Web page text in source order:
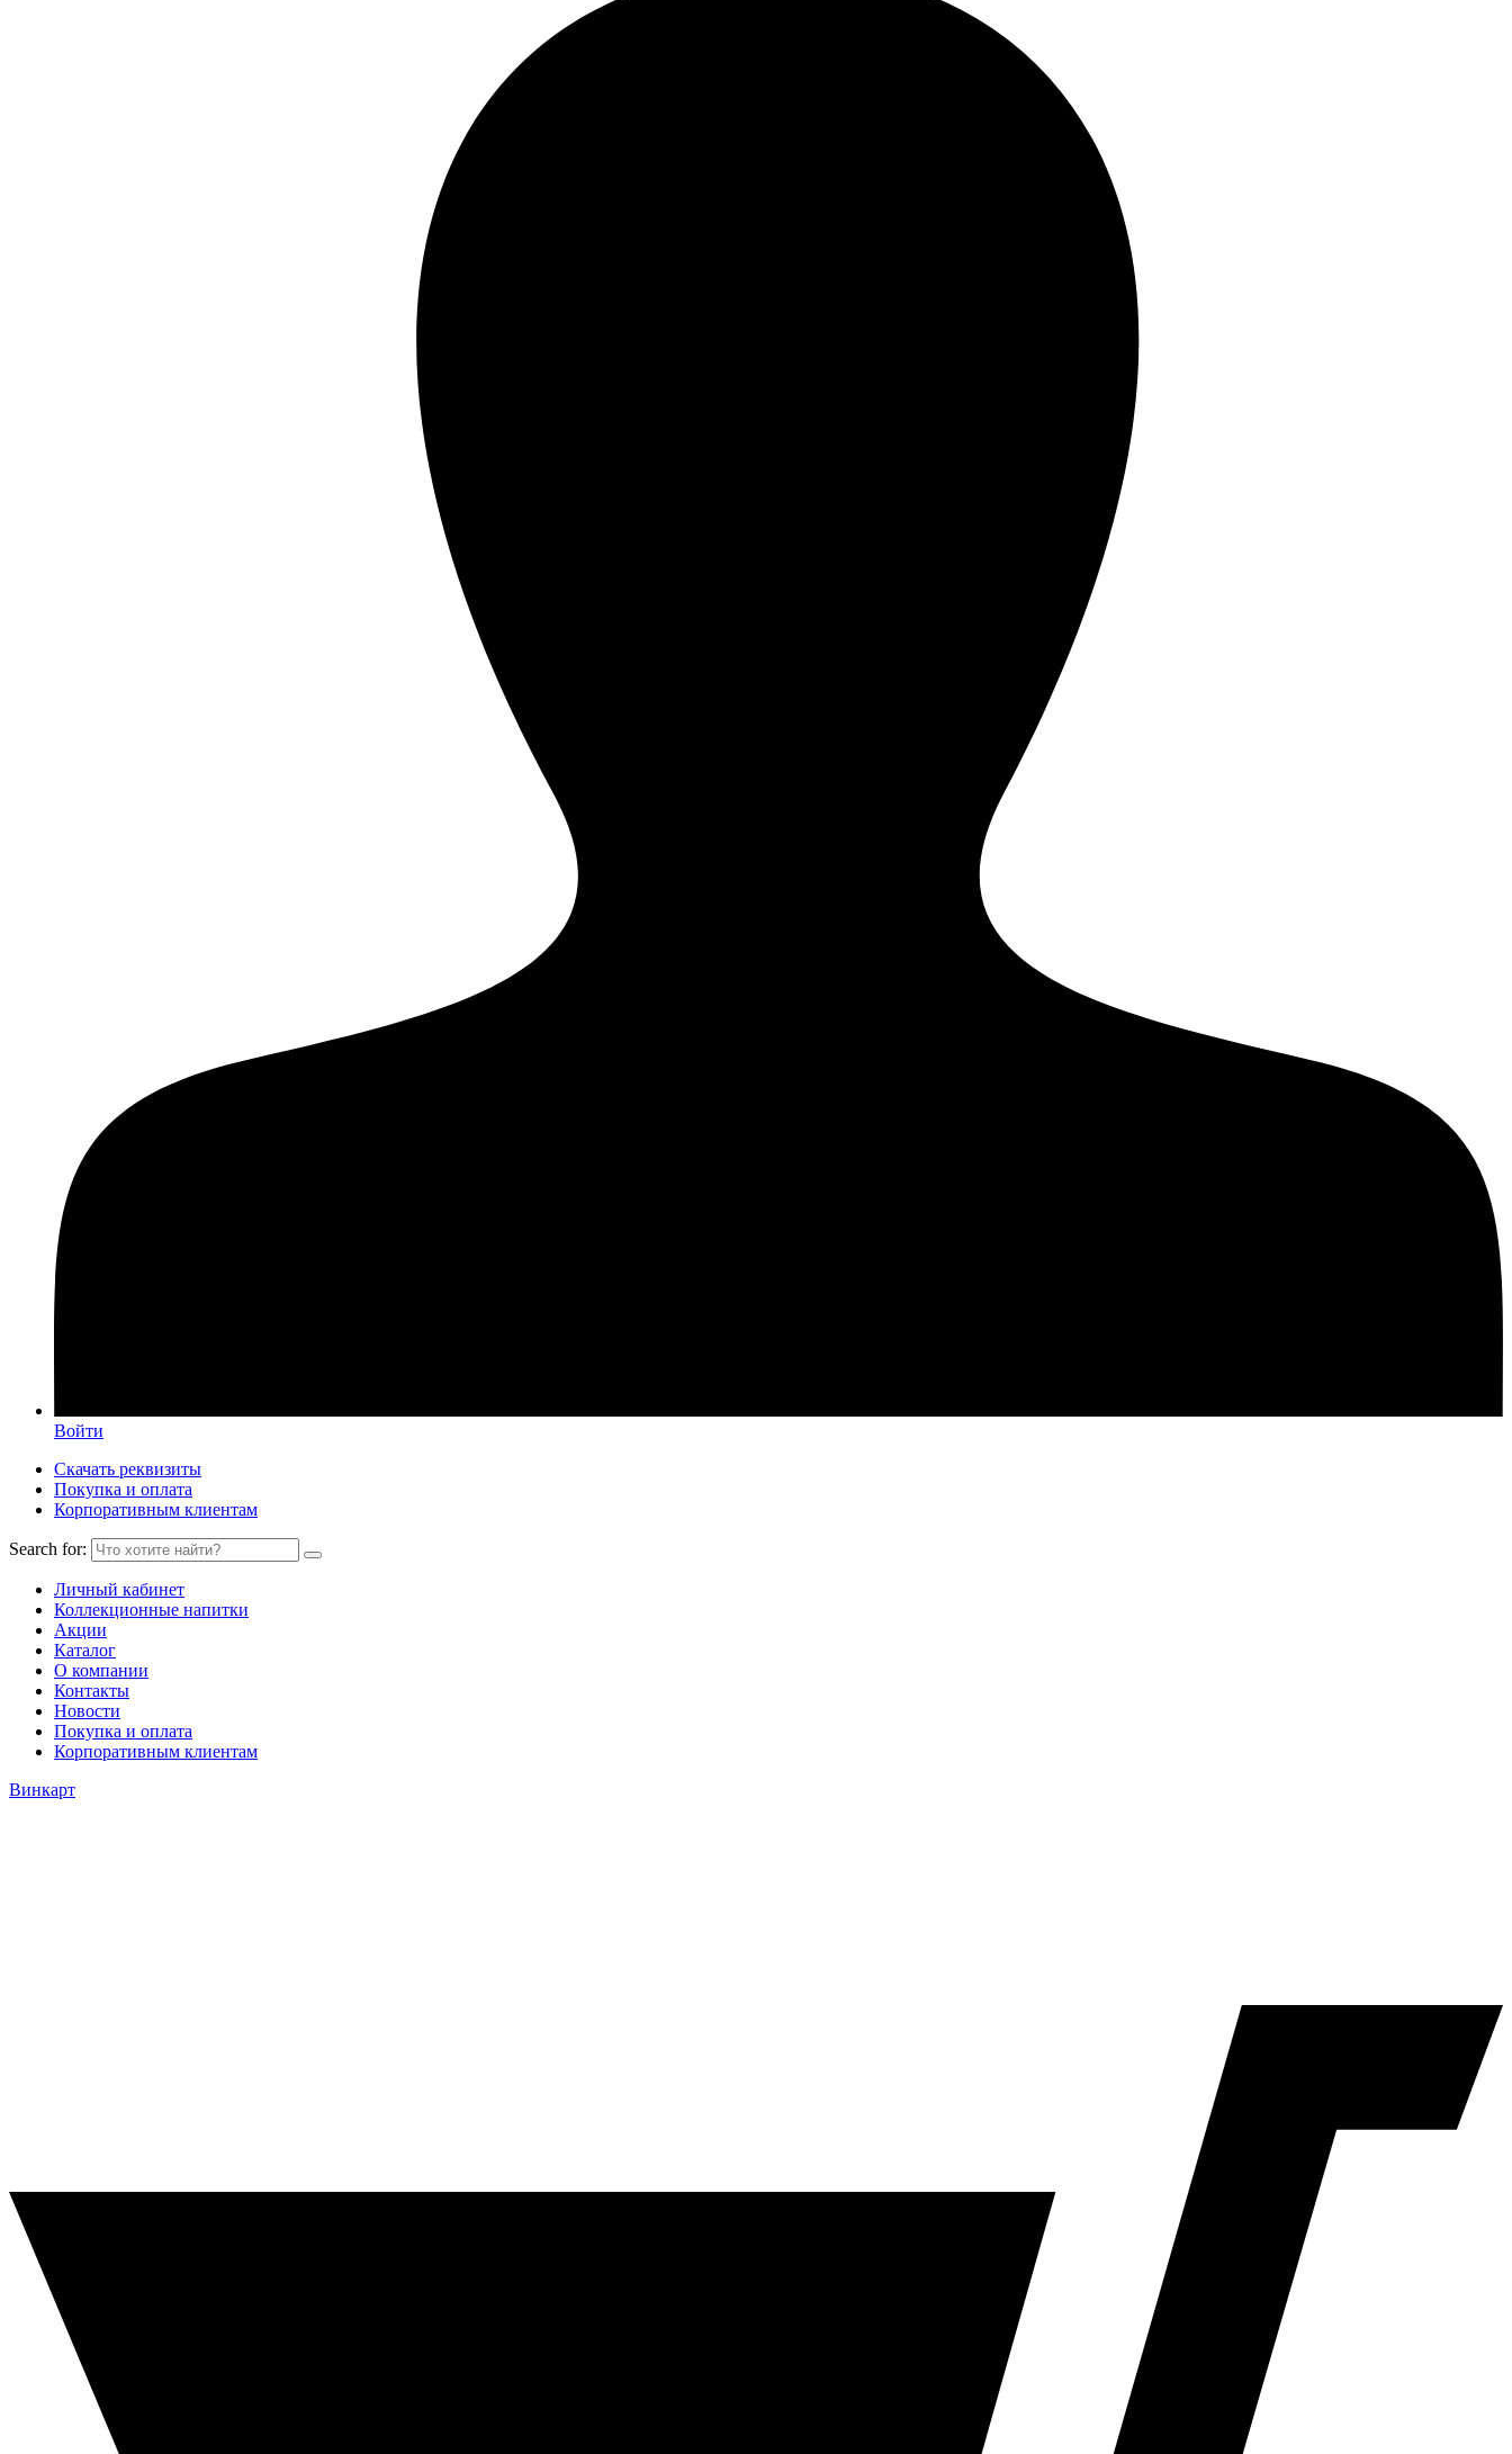
Войти
Скачать реквизиты
Покупка и оплата
Корпоративным клиентам
Search for:
Личный кабинет
Коллекционные напитки
Акции
Каталог
О компании
Контакты
Новости
Покупка и оплата
Корпоративным клиентам
Винкарт